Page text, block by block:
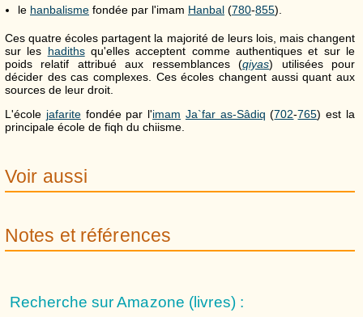
le hanbalisme fondée par l'imam Hanbal (780-855).
Ces quatre écoles partagent la majorité de leurs lois, mais changent
sur les hadithsqu'elles acceptent comme authentiques et sur le
poids relatif attribué aux ressemblances (qiyas) utilisées pour
décider des cas complexes. Ces écoles changent aussi quant aux
sources de leur droit.
L'école jafaritefondée par l'imam Ja`far as-Sâdiq (702-765) est la
principale école de fiqh du chiisme.
Voir aussi
Notes et références
Recherche sur Amazone (livres) :